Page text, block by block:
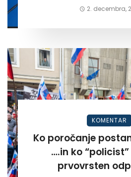
2. decembra,
KOMENTAR
Ko poročanje
….in ko “policist” postane
prvovrsten